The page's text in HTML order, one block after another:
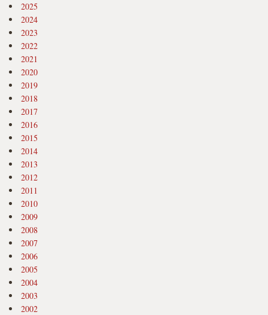
2025
2024
2023
2022
2021
2020
2019
2018
2017
2016
2015
2014
2013
2012
2011
2010
2009
2008
2007
2006
2005
2004
2003
2002